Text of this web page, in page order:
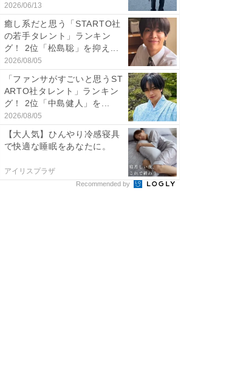
2026/06/13
癒し系だと思う「STARTO社
の若手タレント」ランキン
グ！ 2位「松島聡」を抑え...
2026/08/05
「ファンサがすごいと思うST
ARTO社タレント」ランキン
グ！ 2位「中島健人」を...
2026/08/05
【大人気】ひんやり冷感寝具
で快適な睡眠をあなたに。
アイリスプラザ
Recommended by